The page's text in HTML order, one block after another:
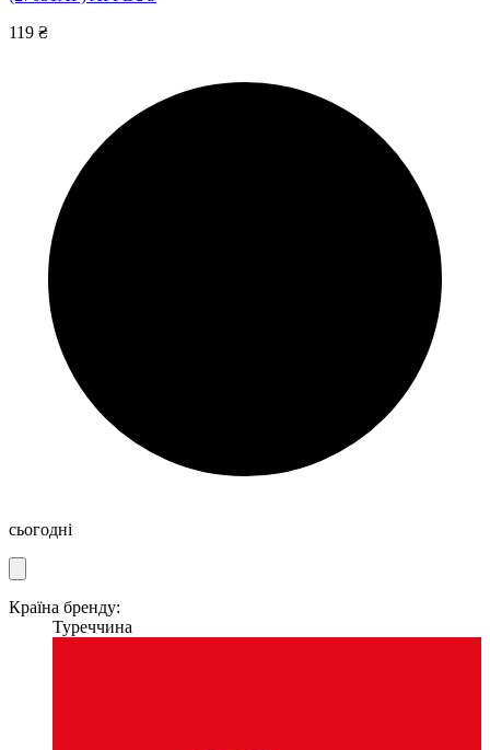
119 ₴
сьогодні
Країна бренду:
Туреччина